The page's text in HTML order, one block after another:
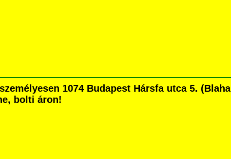
1074 Budapest Hársfa utca 5. (Blaha
bolti áron!